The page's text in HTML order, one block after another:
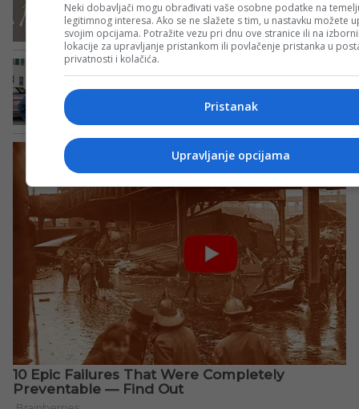
Neki dobavljači mogu obrađivati vaše osobne podatke na
legitimnog interesa. Ako se ne slažete s tim, u nastavku možete
svojim opcijama. Potražite vezu pri dnu ove stranice ili na
lokacije za upravljanje pristankom ili povlačenje pristanka u
privatnosti i kolačića.
Pristanak
Upravljanje opcijama